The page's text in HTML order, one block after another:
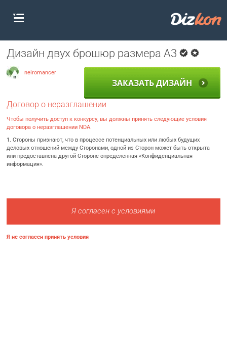
Дизайн двух брошюр размера А3
neiromancer
ЗАКАЗАТЬ ДИЗАЙН
Договор о неразглашении
Чтобы получить доступ к конкурсу, вы должны принять следующие условия
договора о неразглашении NDA.
1. Стороны признают, что в процессе потенциальных или любых будущих
деловых отношений между Сторонами, одной из Сторон может быть открыта
или предоставлена другой Стороне определенная «Конфиденциальная
информация».
Я согласен с условиями
Я не согласен принять условия